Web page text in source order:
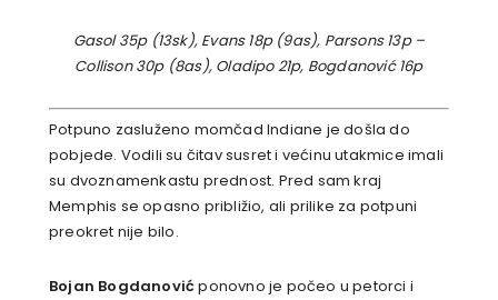
Gasol 35p (13sk), Evans 18p (9as), Parsons 13p –
Collison 30p (8as), Oladipo 21p, Bogdanović 16p
Potpuno zasluženo momčad Indiane je došla do
pobjede. Vodili su čitav susret i većinu utakmice imali
su dvoznamenkastu prednost. Pred sam kraj
Memphis se opasno približio, ali prilike za potpuni
preokret nije bilo.
Bojan Bogdanovićponovno je počeo u petorci i